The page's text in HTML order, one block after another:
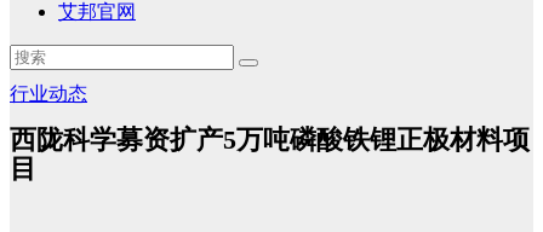
艾邦官网
行业动态
西陇科学募资扩产5万吨磷酸铁锂正极材料项
目